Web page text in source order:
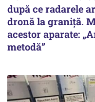
după ce radarele
dronă la graniță.
acestor aparate:
metodă”